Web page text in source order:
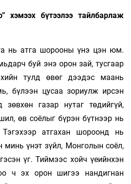
хэмээх бүтээлээ тайлбарлаж
нь атга шорооны үнэ цэн юм.
буй энэ орон зай, тусгаар
тулд өвөг дээдэс маань
бүлээн цусаа зориулж ирсэн
зөвхөн газар нутаг төдийгүй,
өв соёлыг бүрэн бүтнээр нь
атгахан шороонд нь
минь үнэт зүйл, Монголын соёл,
үг. Тиймээс хойч үеийнхэн
ч эх орон шигээ нандигнан